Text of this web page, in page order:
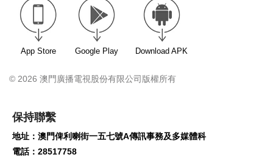
App Store Google Play Download APK
© 2026 澳門廣播電視股份有限公司版權所有
保持聯繫
地址：澳門俾利喇街一五七號A傳訊事務及多媒體科
電話：28517758